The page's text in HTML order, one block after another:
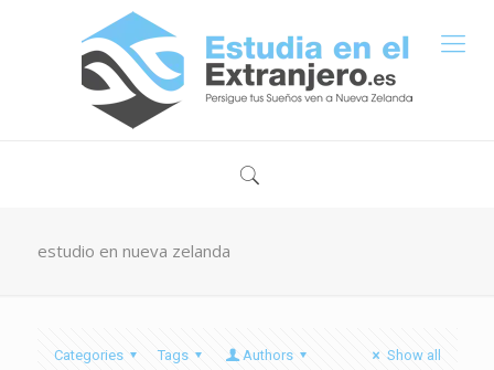
estudio en nueva zelanda
Categories Tags Authors Show all